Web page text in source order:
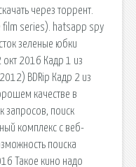
через торрент.
film series). hatsapp spy
зеленые юбки
2016 Кадр 1 из
BDRip Кадр 2 из
качестве в
запросов, поиск
комплекс с веб-
поиска
Такое кино надо